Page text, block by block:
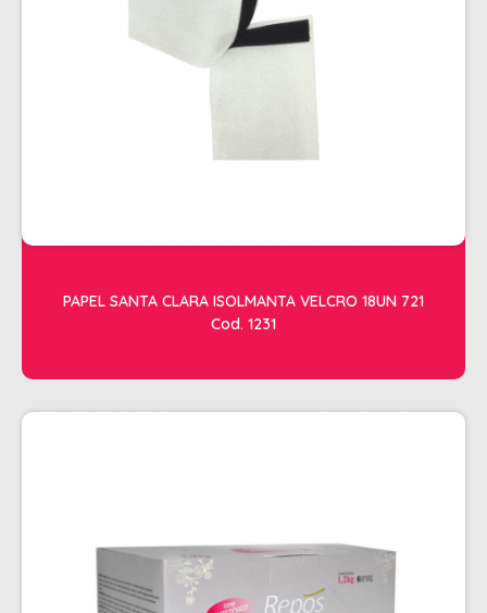
LAVATORIOS + ACESSORIOS
MACAS
PAPEL SANTA CLARA ISOLMANTA VELCRO 18UN 721
Cod. 1231